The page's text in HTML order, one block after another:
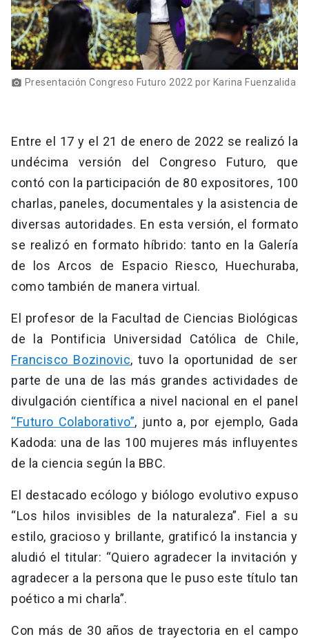
photo_camera Presentación Congreso Futuro 2022 por Karina Fuenzalida
Entre el 17 y el 21 de enero de 2022 se realizó la
undécima versión del Congreso Futuro, que
contó con la participación de 80 expositores, 100
charlas, paneles, documentales y la asistencia de
diversas autoridades. En esta versión, el formato
se realizó en formato híbrido: tanto en la Galería
de los Arcos de Espacio Riesco, Huechuraba,
como también de manera virtual.
El profesor de la Facultad de Ciencias Biológicas
de la Pontificia Universidad Católica de Chile,
Francisco Bozinovic, tuvo la oportunidad de ser
parte de una de las más grandes actividades de
divulgación científica a nivel nacional en el panel
“Futuro Colaborativo”, junto a, por ejemplo, Gada
Kadoda: una de las 100 mujeres más influyentes
de la ciencia según la BBC.
El destacado ecólogo y biólogo evolutivo expuso
“Los hilos invisibles de la naturaleza”. Fiel a su
estilo, gracioso y brillante, gratificó la instancia y
aludió el titular: “Quiero agradecer la invitación y
agradecer a la persona que le puso este título tan
poético a mi charla”.
Con más de 30 años de trayectoria en el campo